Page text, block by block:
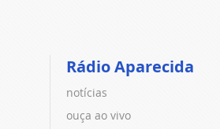
Rádio Aparecida
notícias
ouça ao vivo